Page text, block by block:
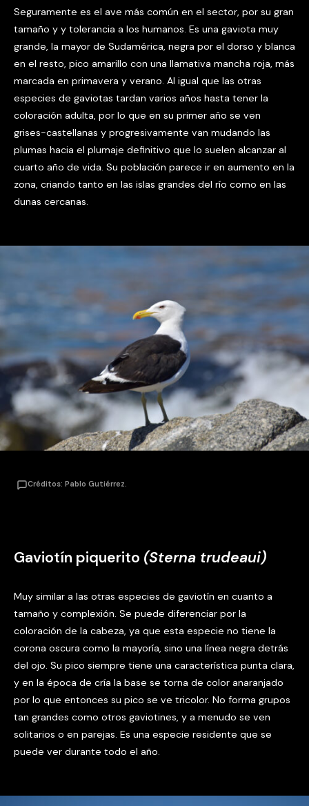
Seguramente es el ave más común en el sector, por su gran
tamaño y y tolerancia a los humanos. Es una gaviota muy
grande, la mayor de Sudamérica, negra por el dorso y blanca
en el resto, pico amarillo con una llamativa mancha roja, más
marcada en primavera y verano. Al igual que las otras
especies de gaviotas tardan varios años hasta tener la
coloración adulta, por lo que en su primer año se ven
grises-castellanas y progresivamente van mudando las
plumas hacia el plumaje definitivo que lo suelen alcanzar al
cuarto año de vida. Su población parece ir en aumento en la
zona, criando tanto en las islas grandes del río como en las
dunas cercanas.
Créditos: Pablo Gutiérrez.
Gaviotín piquerito (Sterna trudeaui)
Muy similar a las otras especies de gaviotín en cuanto a
tamaño y complexión. Se puede diferenciar por la
coloración de la cabeza, ya que esta especie no tiene la
corona oscura como la mayoría, sino una línea negra detrás
del ojo. Su pico siempre tiene una característica punta clara,
y en la época de cría la base se torna de color anaranjado
por lo que entonces su pico se ve tricolor. No forma grupos
tan grandes como otros gaviotines, y a menudo se ven
solitarios o en parejas. Es una especie residente que se
puede ver durante todo el año.